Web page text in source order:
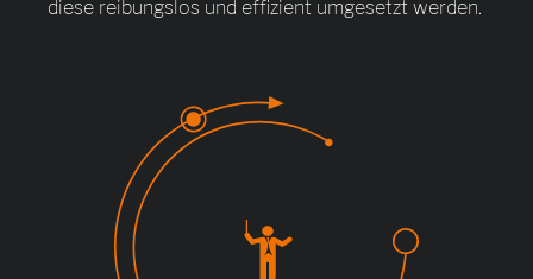
diese reibungslos und effizient umgesetzt werden.